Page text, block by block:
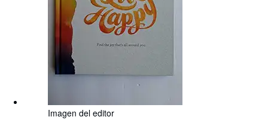
Imagen del editor